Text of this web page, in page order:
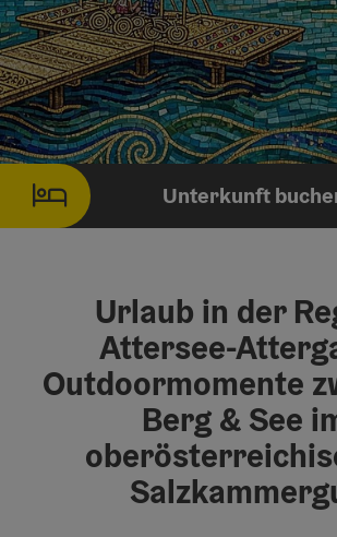
Unterkunft
Urlaub in der
Attersee-
Outdoormomente
Berg & See